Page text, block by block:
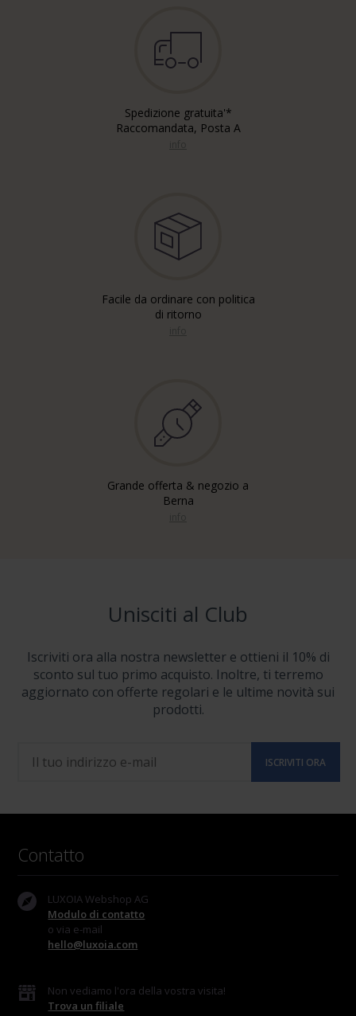
Spedizione gratuita'*
Raccomandata, Posta A
Facile da ordinare con politica
di ritorno
Grande offerta & negozio a
Berna
Unisciti al Club
Iscriviti ora alla nostra newsletter e ottieni il 10% di
sconto sul tuo primo acquisto. Inoltre, ti terremo
aggiornato con offerte regolari e le ultime novità sui
prodotti.
Contatto
LUXOIA Webshop AG
Modulo di contatto
o via e-mail
hello@luxoia.com
Non vediamo l'ora della vostra visita!
Trova un filiale